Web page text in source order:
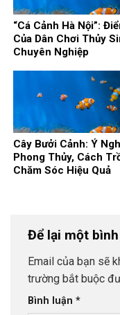
“Cá Cảnh Hà Nội”:
Của Dân Chơi Thủy
Chuyên Nghiệp
Cây Bưởi Cảnh: Ý
Phong Thủy, Cách
Chăm Sóc Hiệu Quả
Để lại một
Email của bạn sẽ
trường bắt buộc
Bình luận *